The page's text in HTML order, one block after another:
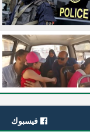
فيسبوك